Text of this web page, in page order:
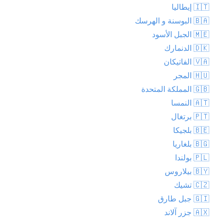
🇮🇹 إيطاليا
🇧🇦 البوسنة و الهرسك
🇲🇪 الجبل الأسود
🇩🇰 الدنمارك
🇻🇦 الفاتيكان
🇭🇺 المجر
🇬🇧 المملكة المتحدة
🇦🇹 النمسا
🇵🇹 برتغال
🇧🇪 بلجيكا
🇧🇬 بلغاريا
🇵🇱 بولندا
🇧🇾 بيلاروس
🇨🇿 تشيك
🇬🇮 جبل طارق
🇦🇽 جزر آلاند